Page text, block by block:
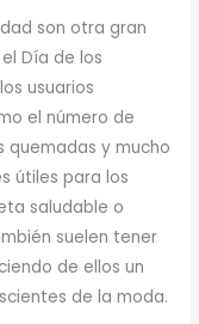
son otra gran
Día de los
usuarios
el número de
quemadas y mucho
útiles para los
saludable o
suelen tener
de ellos un
de la moda.